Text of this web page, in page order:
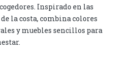
Inspirado en las
la costa, combina colores
y muebles sencillos para